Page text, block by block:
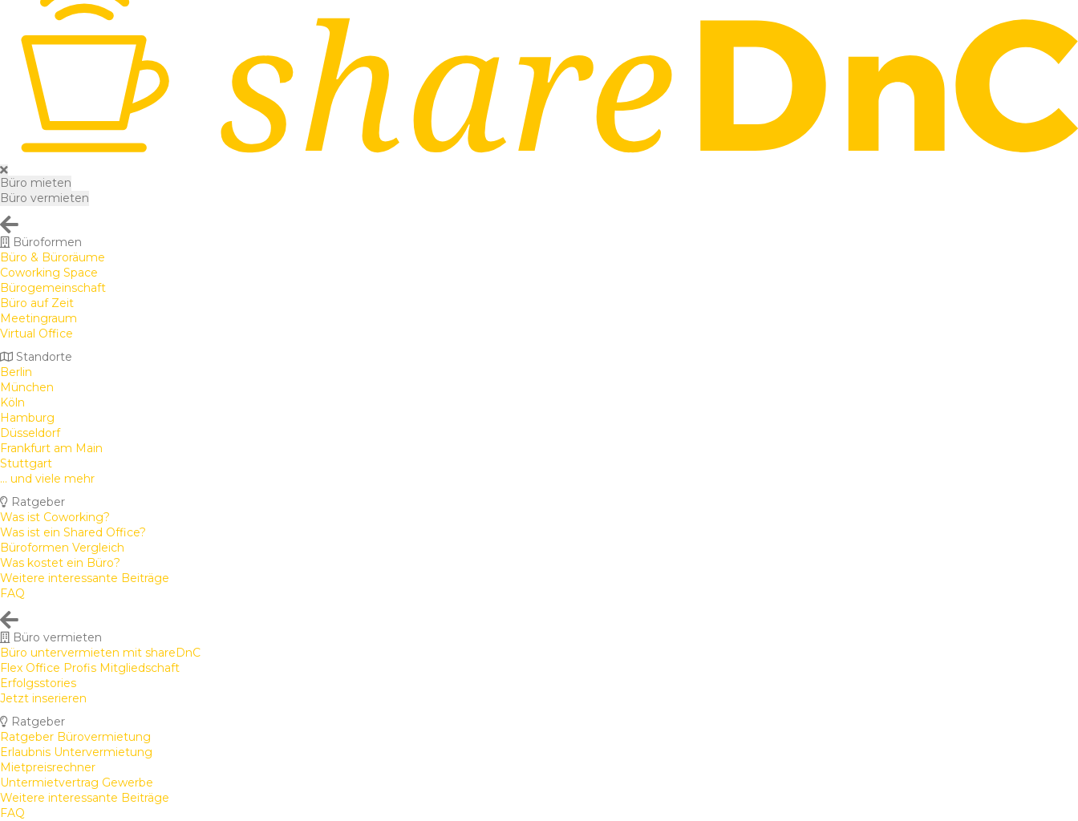
Büro mieten
Büro vermieten
Büroformen
Büro & Büroräume
Coworking Space
Bürogemeinschaft
Büro auf Zeit
Meetingraum
Virtual Office
Standorte
Berlin
München
Köln
Hamburg
Düsseldorf
Frankfurt am Main
Stuttgart
... und viele mehr
Ratgeber
Was ist Coworking?
Was ist ein Shared Office?
Büroformen Vergleich
Was kostet ein Büro?
Weitere interessante Beiträge
FAQ
Büro vermieten
Büro untervermieten mit shareDnC
Flex Office Profis Mitgliedschaft
Erfolgsstories
Jetzt inserieren
Ratgeber
Ratgeber Bürovermietung
Erlaubnis Untervermietung
Mietpreisrechner
Untermietvertrag Gewerbe
Weitere interessante Beiträge
FAQ